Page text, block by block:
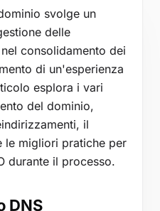
reindirizzamenti
pratiche
SEO
la propagazione del
301 e un
svolge un
delle
consolidamento dei
di un'esperienza
esplora i vari
del dominio,
il
le migliori pratiche per
durante il processo.
DNS